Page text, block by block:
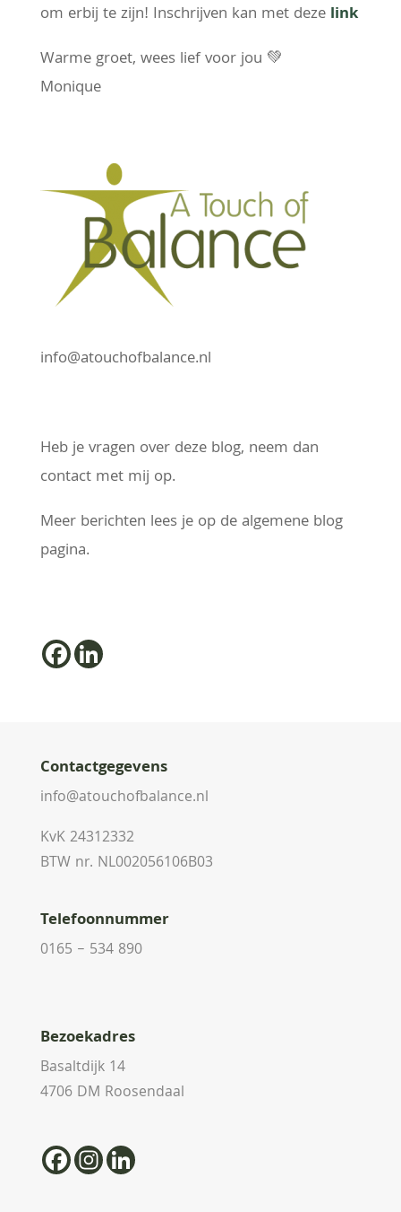
om erbij te zijn! Inschrijven kan met deze link
Warme groet, wees lief voor jou 💚
Monique
info@atouchofbalance.nl
Heb je vragen over deze blog, neem dan
contact met mij op.
Meer berichten lees je op de algemene blog
pagina.
Contactgegevens
info@atouchofbalance.nl
KvK 24312332
BTW nr. NL002056106B03
Telefoonnummer
0165 – 534 890
Bezoekadres
Basaltdijk 14
4706 DM Roosendaal